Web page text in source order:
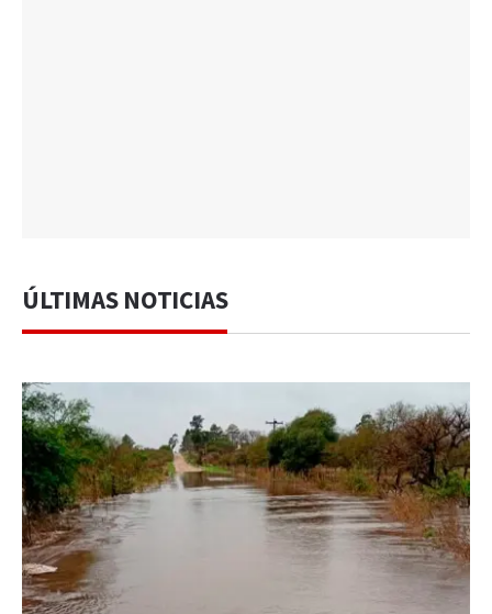
ÚLTIMAS NOTICIAS